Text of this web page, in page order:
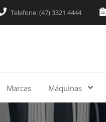
Telefone: (47) 3321 4444
Marcas Máquinas